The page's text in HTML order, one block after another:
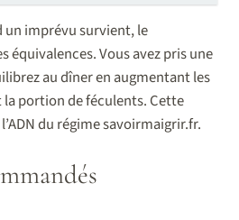
un imprévu survient, le
équivalences. Vous avez pris une
au dîner en augmentant les
la portion de féculents. Cette
du régime savoirmaigrir.fr.